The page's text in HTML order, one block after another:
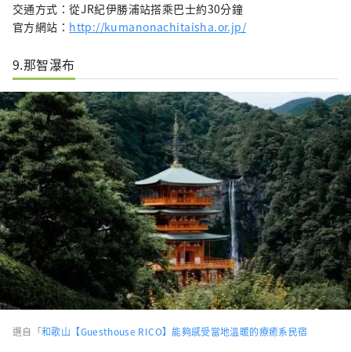
交通方式：從JR紀伊勝浦站搭乘巴士約30分鐘
官方網站： http://kumanonachitaisha.or.jp/
9.那智瀑布
選自「和歌山【Guesthouse RICO】能夠感受當地溫暖的療癒系民宿